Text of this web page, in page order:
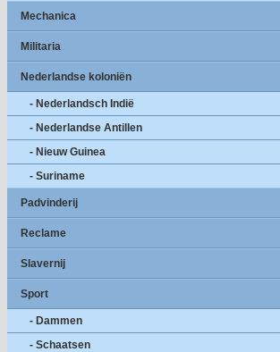
Mechanica
Militaria
Nederlandse koloniën
- Nederlandsch Indië
- Nederlandse Antillen
- Nieuw Guinea
- Suriname
Padvinderij
Reclame
Slavernij
Sport
- Dammen
- Schaatsen